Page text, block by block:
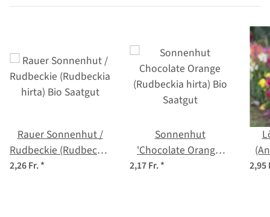
Rauer Sonnenhut /
Rudbeckie (Rudbeckia
hirta) Bio Saatgut
2,26 Fr.*
Sonnenhut
'Chocolate Orange'
(Rudbeckia hirta) Bio
2,17 Fr.* 2,95